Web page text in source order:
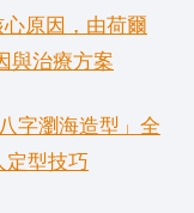
原因，由荷爾
與治療方案
字瀏海造型」全
型技巧